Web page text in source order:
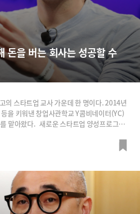
돈을 버는 회사는 성공할 수
의 스타트업 교사 가운데 한 명이다. 2014년
을 키워낸 창업사관학교 Y콤비네이터(YC)
타트업 양성프로그램
료 ‘온라인 스타트업 스쿨’을 열었고 구직